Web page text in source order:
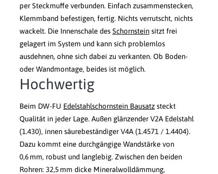
per Steckmuffe verbunden. Einfach zusammenstecken,
Klemmband befestigen, fertig. Nichts verrutscht, nichts
wackelt. Die Innenschale des Schornstein sitzt frei
gelagert im System und kann sich problemlos
ausdehnen, ohne sich dabei zu verkanten. Ob Boden-
oder Wandmontage, beides ist möglich.
Hochwertig
Beim DW-FU Edelstahlschornstein Bausatz steckt
Qualität in jeder Lage. Außen glänzender V2A Edelstahl
(1.430), innen säurebeständiger V4A (1.4571 / 1.4404).
Dazu kommt eine durchgängige Wandstärke von
0,6 mm, robust und langlebig. Zwischen den beiden
Rohren: 32,5 mm dicke Mineralwolldämmung,